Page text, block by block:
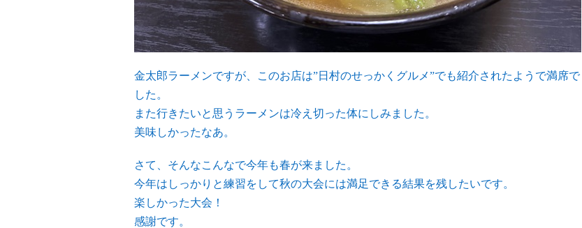
金太郎ラーメンですが、このお店は”日村のせっかくグルメ”でも紹介されたようで満席で
した。
また行きたいと思うラーメンは冷え切った体にしみました。
美味しかったなあ。
さて、そんなこんなで今年も春が来ました。
今年はしっかりと練習をして秋の大会には満足できる結果を残したいです。
楽しかった大会！
感謝です。